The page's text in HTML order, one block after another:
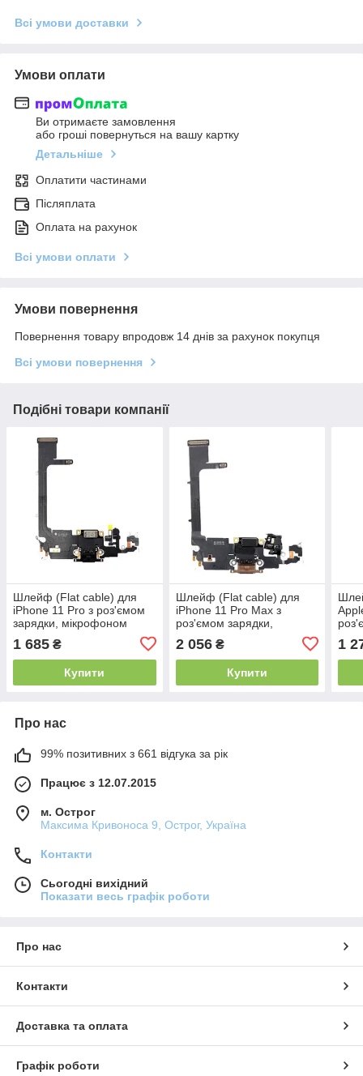
Всі умови доставки
Умови оплати
Ви отримаєте замовлення
або гроші повернуться на вашу картку
Детальніше
Оплатити частинами
Післяплата
Оплата на рахунок
Всі умови оплати
Умови повернення
Повернення товару впродовж 14 днів за рахунок покупця
Всі умови повернення
Подібні товари компанії
Шлейф (Flat cable) для
iPhone 11 Pro з роз'ємом
зарядки, мікрофоном
1 685 ₴
Купити
Шлейф (Flat cable) для
iPhone 11 Pro Max з
роз'ємом зарядки,
Оригінал
2 056₴
Купити
1
Про нас
99% позитивних з 661 відгука за рік
Працює з 12.07.2015
м. Острог
Максима Кривоноса 9, Острог, Україна
Контакти
Сьогодні вихідний
Показати весь графік роботи
Про нас
Контакти
Доставка та оплата
Графік роботи